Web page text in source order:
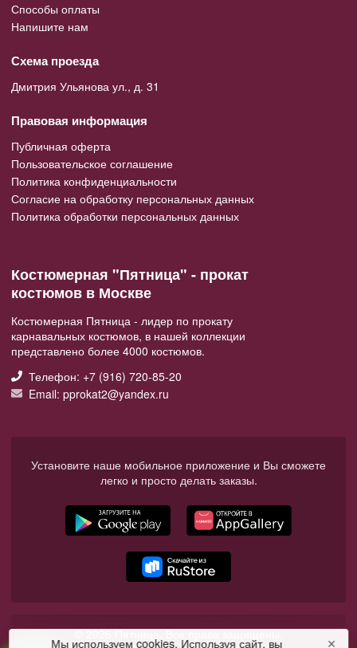
Способы оплаты
Напишите нам
Схема проезда
Дмитрия Ульянова ул., д. 31
Правовая информация
Публичная оферта
Пользовательское соглашение
Политика конфиденциальности
Согласие на обработку персональных данных
Политика обработки персональных данных
Костюмерная "Пятница" - прокат
костюмов в Москве
Костюмерная Пятница - лидер по прокату
карнавальных костюмов, в нашей коллекции
представлено более 4000 костюмов.
Телефон: +7 (916) 720-85-20
Email: pprokat2@yandex.ru
Установите наше мобильное приложение и Вы сможете
легко и просто делать заказы.
© 2026 Пятница. Все права защищены.
Мы используем cookies. Используя сайт, вы ✕